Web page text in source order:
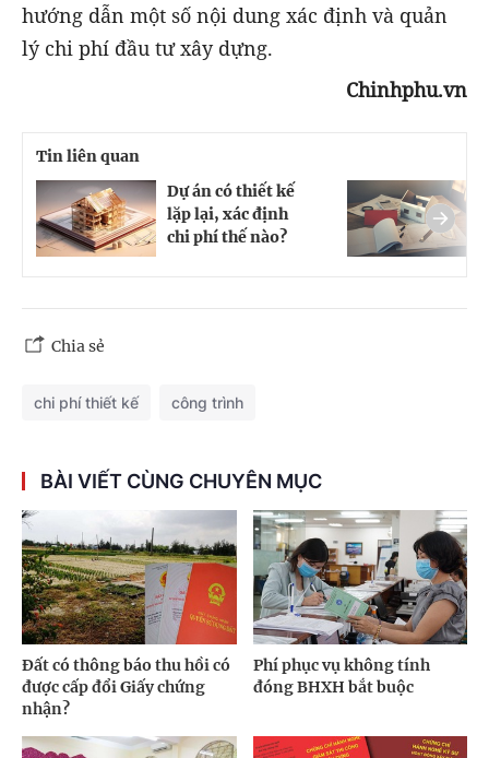
hướng dẫn một số nội dung xác định và quản
lý chi phí đầu tư xây dựng.
Chinhphu.vn
Tin liên quan
Dự án có thiết kế
lặp lại, xác định
chi phí thế nào?
Chia sẻ
chi phí thiết kế công trình
BÀI VIẾT CÙNG CHUYÊN MỤC
Đất có thông báo thu hồi có
được cấp đổi Giấy chứng
nhận?
Phí phục vụ không tính
đóng BHXH bắt buộc